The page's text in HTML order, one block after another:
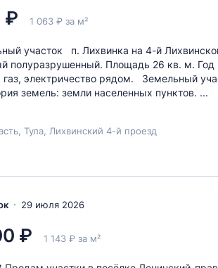
₽ 1 063 ₽ за м²
участок п. Лихвинка на 4-й
полуразрушенный. Площадь 26 кв. м. Год
электричество рядом. Земельный
земель: земли населенных пунктов. ...
Тула, Лихвинский 4-й проезд
29 июля 2026
₽ 1 143 ₽ за м²